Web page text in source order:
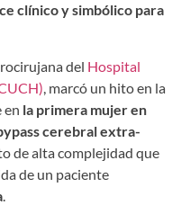
clínico y simbólico para
del Hospital
, marcó un hito en la
en la primera mujer en
cerebral extra-
de alta complejidad que
de un paciente